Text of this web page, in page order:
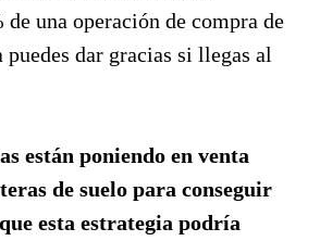
de una operación de compra de
puedes dar gracias si llegas al
están poniendo en venta
de suelo para conseguir
esta estrategia podría